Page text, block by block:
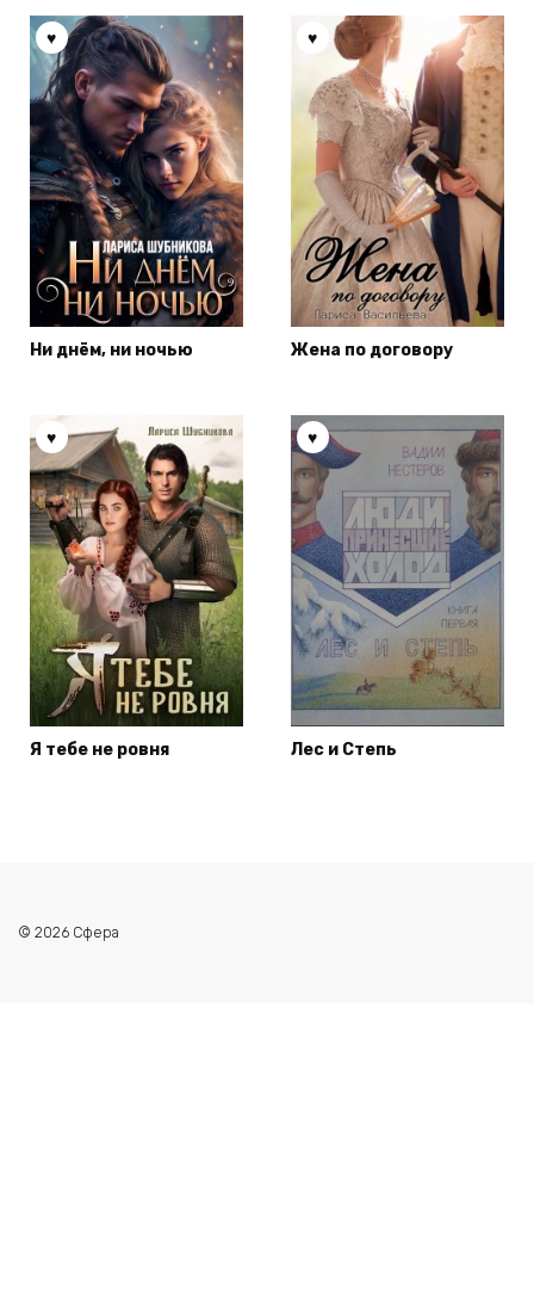
Ни днём, ни ночью Жена по договору
Я тебе не ровня Лес и Степь
© 2026 Сфера